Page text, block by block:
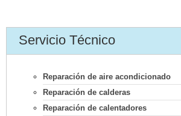
Servicio Técnico
Reparación de aire acondicionado
Reparación de calderas
Reparación de calentadores